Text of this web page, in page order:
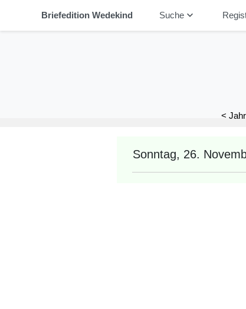
Briefedition Wedekind Suchekeyboard_arrow_down
< Jahr
Sonntag, 26.